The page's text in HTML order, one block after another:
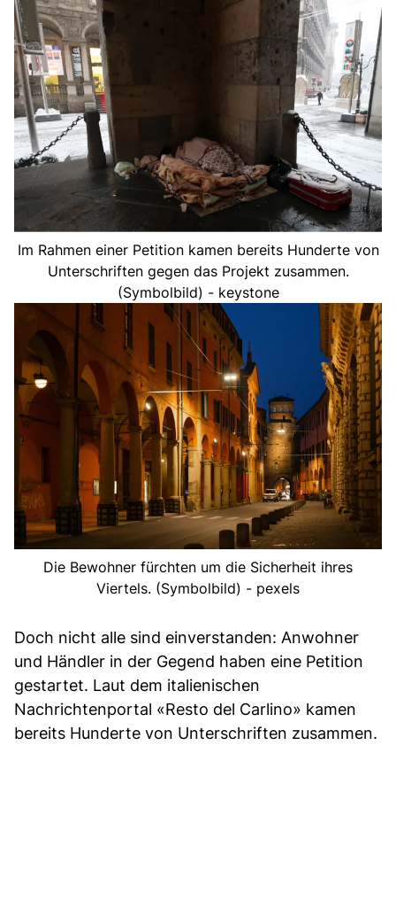
Im Rahmen einer Petition kamen bereits Hunderte von
Unterschriften gegen das Projekt zusammen.
(Symbolbild) - keystone
Die Bewohner fürchten um die Sicherheit ihres
Viertels. (Symbolbild) - pexels
Doch nicht alle sind einverstanden: Anwohner
und Händler in der Gegend haben eine Petition
gestartet. Laut dem italienischen
Nachrichtenportal «Resto del Carlino» kamen
bereits Hunderte von Unterschriften zusammen.